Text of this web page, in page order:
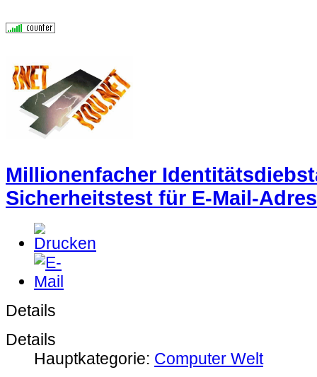
Millionenfacher
Sicherheitstest für E-Mail-
Details
Details
Hauptkategorie: Computer Welt